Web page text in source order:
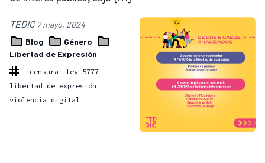
TEDIC 7 mayo, 2024
Blog
Género
Libertad de Expresión
censura
ley 5777
libertad de expresión
violencia digital